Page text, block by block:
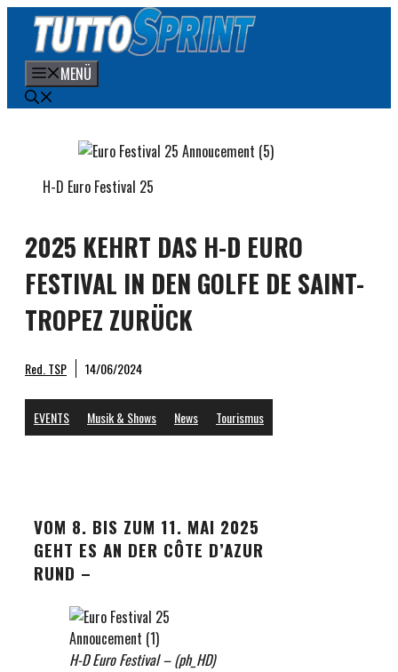
Inhalt
springen
MENÜ
2025 KEHRT DAS H-D EURO
FESTIVAL IN DEN GOLFE DE SAINT-
TROPEZ ZURÜCK
Red. TSP 14/06/2024
EVENTS Musik & Shows News Tourismus
H-D Euro Festival 25
VOM 8. BIS ZUM 11. MAI 2025
GEHT ES AN DER CÔTE D’AZUR
RUND –
H-D Euro Festival – (ph_HD)